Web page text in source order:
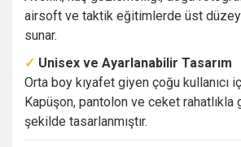
airsoft ve taktik eğitimlerde üst
sunar.
✓ Unisex ve Ayarlanabilir Tasarım
Orta boy kıyafet giyen çoğu kullanıcı
Kapüşon, pantolon ve ceket rahatlıkla
şekilde tasarlanmıştır.